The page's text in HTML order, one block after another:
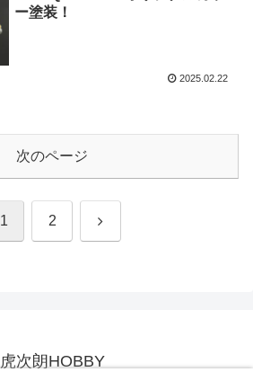
ー塗装！
2025.02.22
次のページ
1 2 次
虎次朗HOBBY